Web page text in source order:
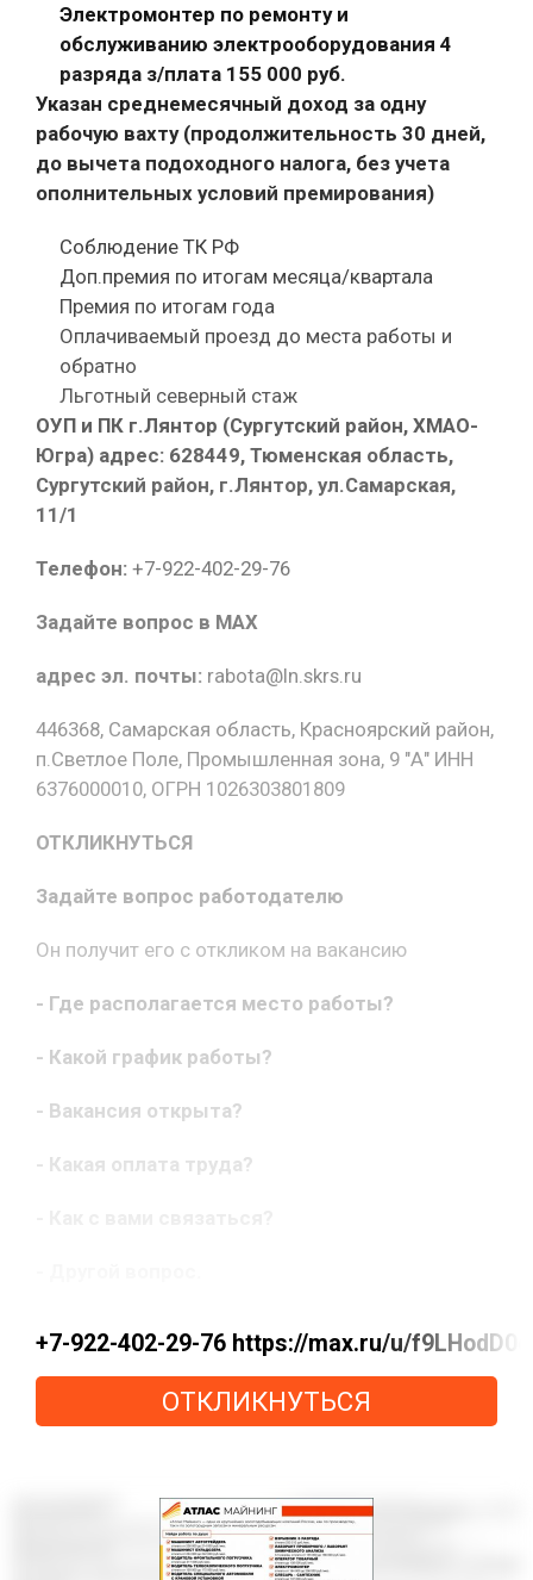
Электромонтер по ремонту и
обслуживанию электрооборудования 4
разряда з/плата 155 000 руб.
Указан среднемесячный доход за одну
рабочую вахту (продолжительность 30 дней,
до вычета подоходного налога, без учета
ополнительных условий премирования)
Соблюдение ТК РФ
Доп.премия по итогам месяца/квартала
Премия по итогам года
Оплачиваемый проезд до места работы и
обратно
Льготный северный стаж
ОУП и ПК г.Лянтор (Сургутский район, ХМАО-
Югра) адрес: 628449, Тюменская область,
Сургутский район, г.Лянтор, ул.Самарская,
11/1
Телефон: +7-922-402-29-76
Задайте вопрос в MAX
адрес эл. почты: rabota@ln.skrs.ru
446368, Самарская область, Красноярский район,
п.Светлое Поле, Промышленная зона, 9 "А" ИНН
6376000010, ОГРН 1026303801809
ОТКЛИКНУТЬСЯ
Задайте вопрос работодателю
Он получит его с откликом на вакансию
- Где располагается место работы?
- Какой график работы?
- Вакансия открыта?
- Какая оплата труда?
+7-922-402-29-76 https://max.ru/u/
ОТКЛИКНУТЬСЯ